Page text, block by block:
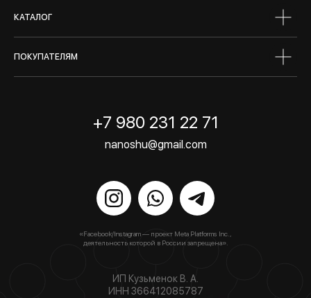
КАТАЛОГ
ПОКУПАТЕЛЯМ
«Facebook/Instagram — проект Meta Platforms Inc.,
деятельность которой в России запрещена».
+7 980 231 22 71
nanoshu@gmail.com
ИП Кузьменок В. А.
ИНН 366412085787